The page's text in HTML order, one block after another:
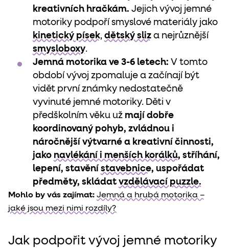
kreativních hračkám. Jejich vývoj jemné
motoriky podpoří smyslové materiály jako
kinetický písek, dětský sliz a nejrůznější
smysloboxy.
Jemná motorika ve 3-6 letech: V tomto
období vývoj zpomaluje a začínají být
vidět první známky nedostatečně
vyvinuté jemné motoriky. Děti v
předškolním věku už mají dobře
koordinovaný pohyb, zvládnou i
náročnější výtvarné a kreativní činnosti,
jako navlékání i menších korálků, stříhání,
lepení, stavění stavebnice, uspořádat
předměty, skládat vzdělávací puzzle.
Mohlo by vás zajímat: Jemná a hrubá motorika –
jaké jsou mezi nimi rozdíly?
Jak podpořit vývoj jemné motoriky